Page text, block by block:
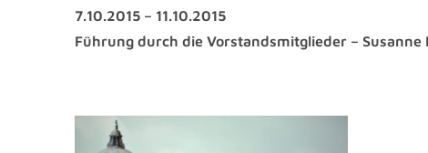
7.10.2015 – 11.10.2015
Führung durch die Vorstandsmitglieder – Susanne